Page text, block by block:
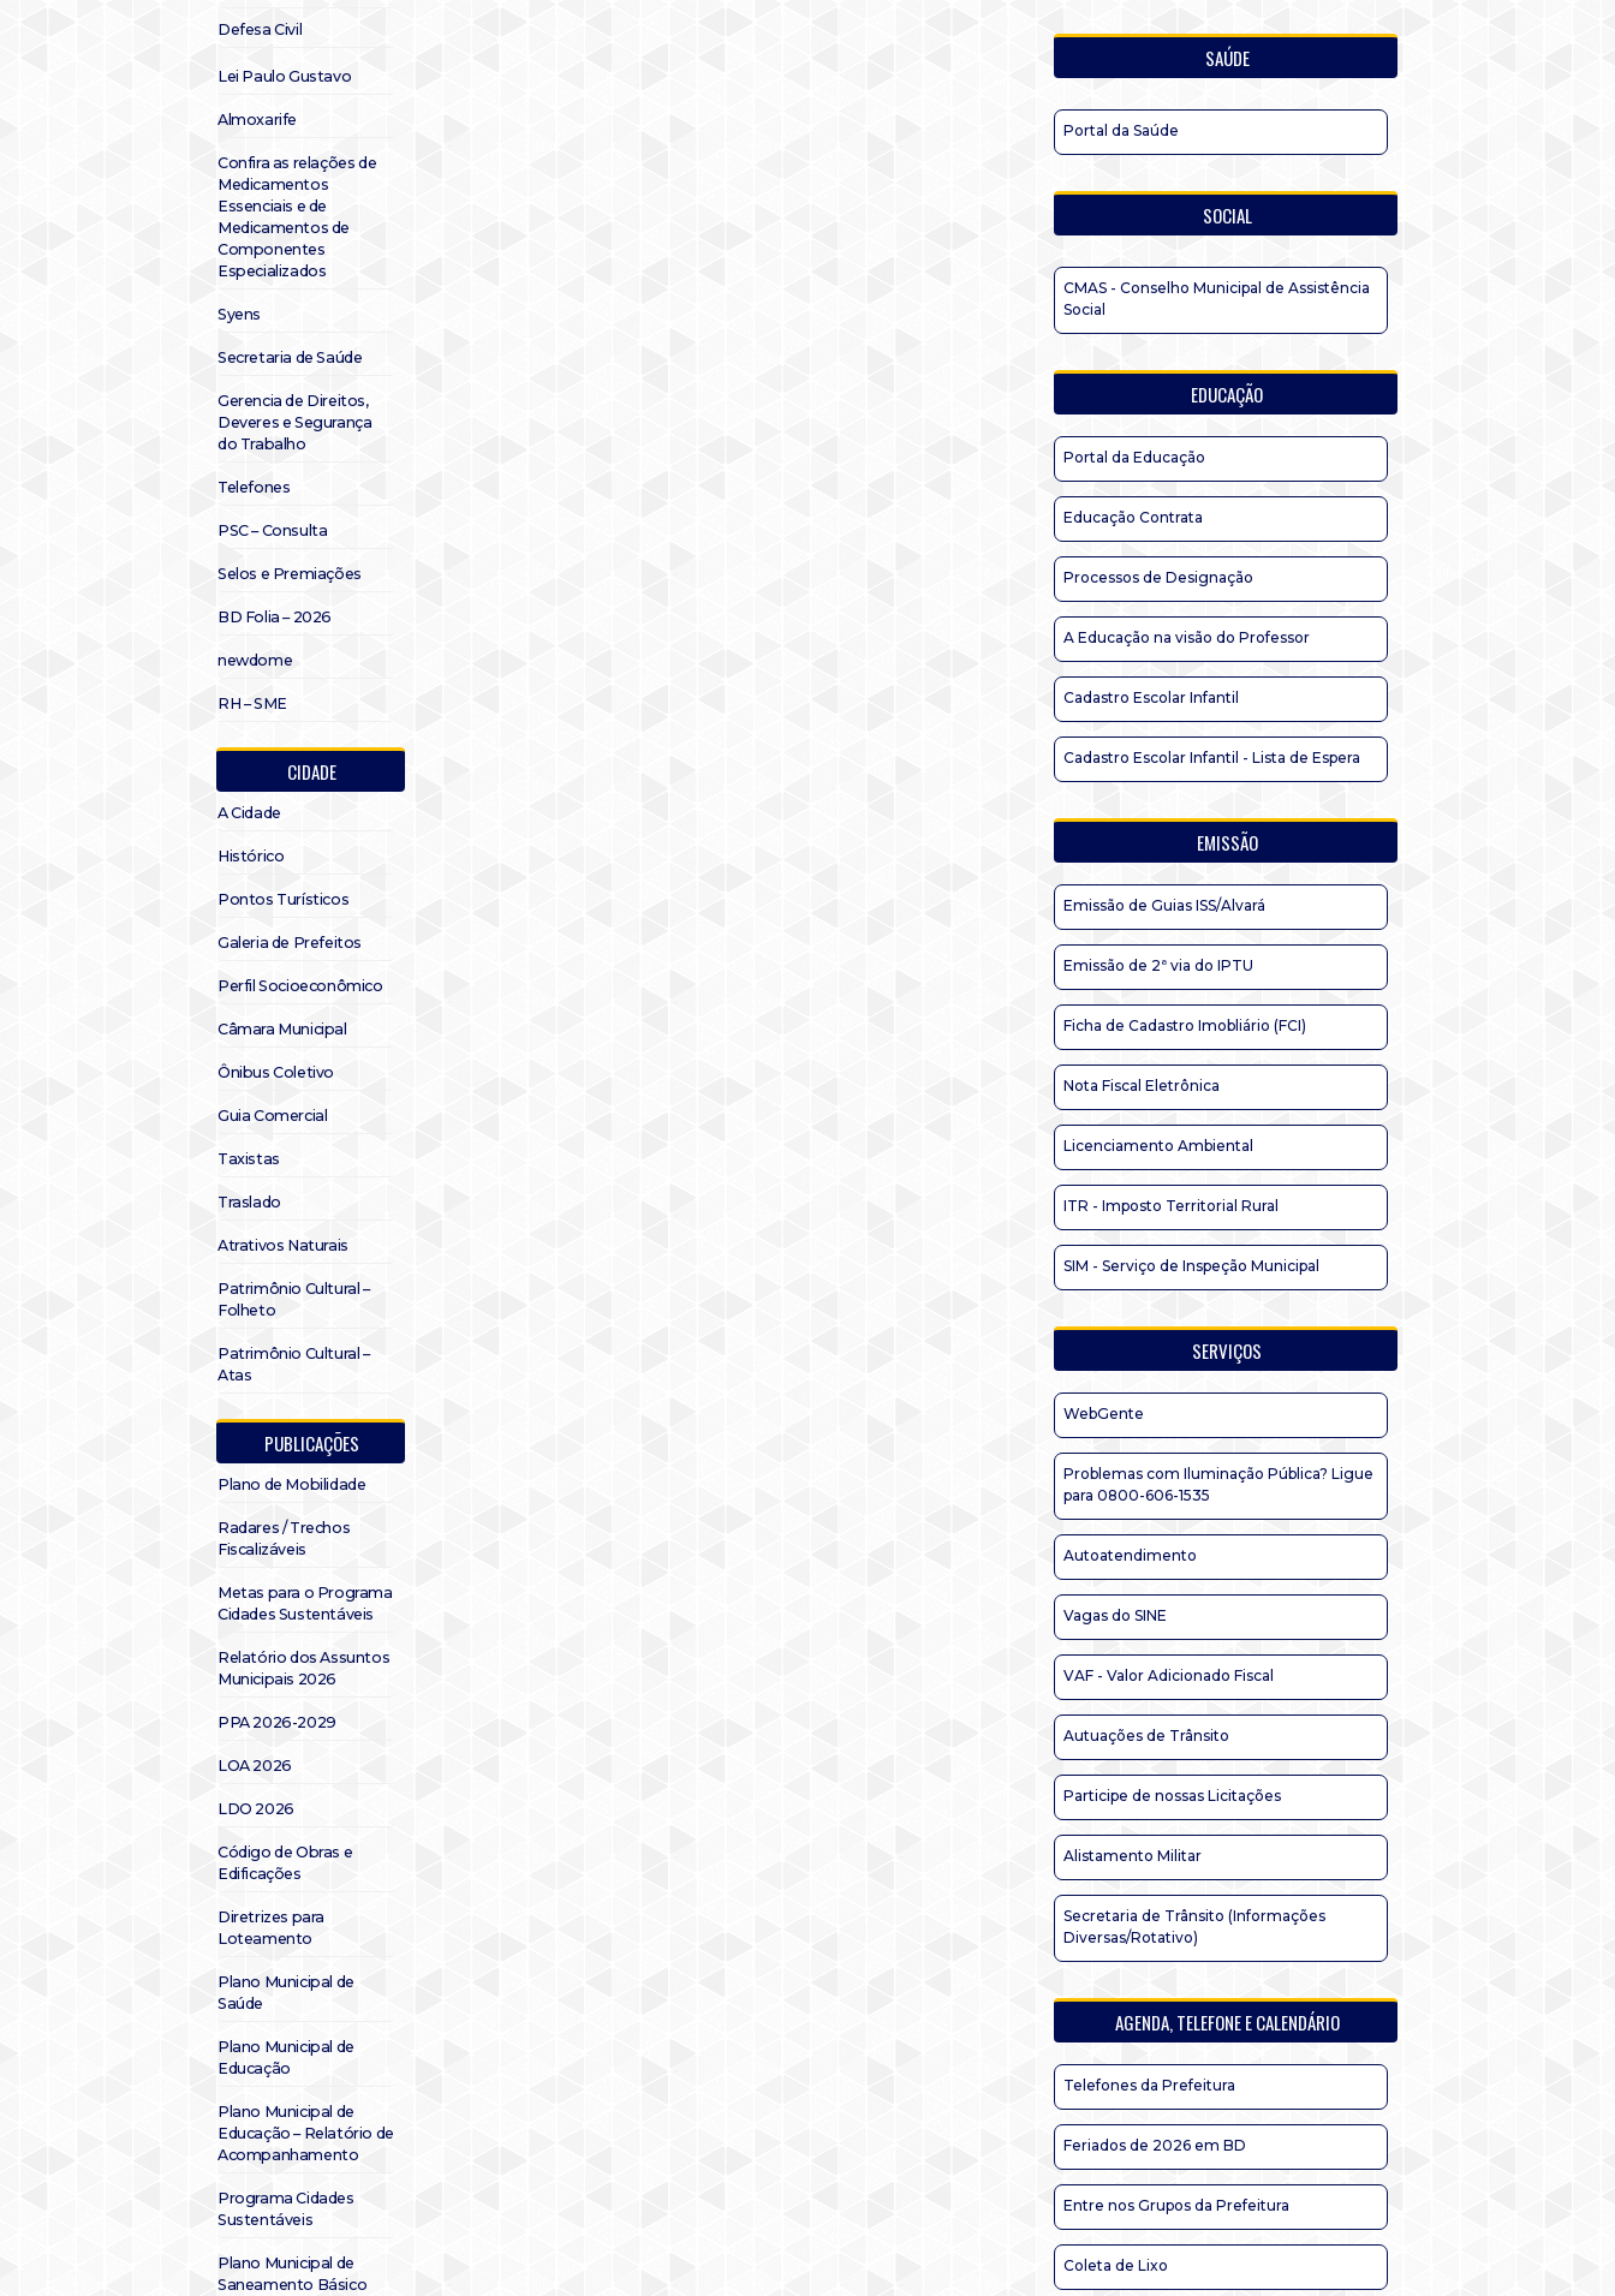
Defesa Civil
Lei Paulo Gustavo
Almoxarife
Confira as relações de
Medicamentos
Essenciais e de
Medicamentos de
Componentes
Especializados
Syens
Secretaria de Saúde
Gerencia de Direitos,
Deveres e Segurança
do Trabalho
Telefones
PSC – Consulta
Selos e Premiações
BD Folia – 2026
newdome
RH – SME
CIDADE
A Cidade
Histórico
Pontos Turísticos
Galeria de Prefeitos
Perfil Socioeconômico
Câmara Municipal
Ônibus Coletivo
Guia Comercial
Taxistas
Traslado
Atrativos Naturais
Patrimônio Cultural –
Folheto
Patrimônio Cultural –
Atas
PUBLICAÇÕES
Plano de Mobilidade
Radares / Trechos
Fiscalizáveis
Metas para o Programa
Cidades Sustentáveis
Relatório dos Assuntos
Municipais 2026
PPA 2026-2029
LOA 2026
LDO 2026
Código de Obras e
Edificações
Diretrizes para
Loteamento
Plano Municipal de
Saúde
Plano Municipal de
Educação
Plano Municipal de
Educação – Relatório de
Acompanhamento
Programa Cidades
Sustentáveis
Plano Municipal de
Saneamento Básico
SAÚDE
Portal da Saúde
SOCIAL
CMAS - Conselho Municipal de Assistência
Social
EDUCAÇÃO
Portal da Educação
Educação Contrata
Processos de Designação
A Educação na visão do Professor
Cadastro Escolar Infantil
Cadastro Escolar Infantil - Lista de Espera
EMISSÃO
Emissão de Guias ISS/Alvará
Emissão de 2ª via do IPTU
Ficha de Cadastro Imobliário (FCI)
Nota Fiscal Eletrônica
Licenciamento Ambiental
ITR - Imposto Territorial Rural
SIM - Serviço de Inspeção Municipal
SERVIÇOS
WebGente
Problemas com Iluminação Pública? Ligue
para 0800-606-1535
Autoatendimento
Vagas do SINE
VAF - Valor Adicionado Fiscal
Autuações de Trânsito
Participe de nossas Licitações
Alistamento Militar
Secretaria de Trânsito (Informações
Diversas/Rotativo)
AGENDA, TELEFONE E CALENDÁRIO
Telefones da Prefeitura
Feriados de 2026 em BD
Entre nos Grupos da Prefeitura
Coleta de Lixo